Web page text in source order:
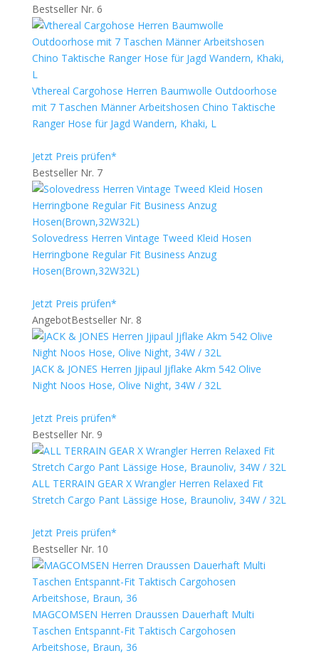
Bestseller Nr. 6
Vthereal Cargohose Herren Baumwolle Outdoorhose
mit 7 Taschen Männer Arbeitshosen Chino Taktische
Ranger Hose für Jagd Wandern, Khaki, L
Jetzt Preis prüfen*
Bestseller Nr. 7
Solovedress Herren Vintage Tweed Kleid Hosen
Herringbone Regular Fit Business Anzug
Hosen(Brown,32W32L)
Jetzt Preis prüfen*
AngebotBestseller Nr. 8
JACK & JONES Herren Jjipaul Jjflake Akm 542 Olive
Night Noos Hose, Olive Night, 34W / 32L
Jetzt Preis prüfen*
Bestseller Nr. 9
ALL TERRAIN GEAR X Wrangler Herren Relaxed Fit
Stretch Cargo Pant Lässige Hose, Braunoliv, 34W / 32L
Jetzt Preis prüfen*
Bestseller Nr. 10
MAGCOMSEN Herren Draussen Dauerhaft Multi
Taschen Entspannt-Fit Taktisch Cargohosen
Arbeitshose, Braun, 36